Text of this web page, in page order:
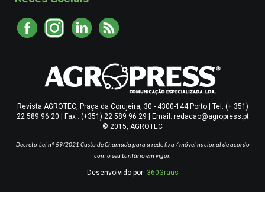
Revista AGROTEC, Praça da Corujeira, 30 - 4300-144 Porto | Tel: (+ 351)
22 589 96 20 | Fax : (+351) 22 589 96 29 | Email: redacao@agropress.pt
© 2015, AGROTEC
Decreto-Lei nº 59/2021 Custo de Chamada para a rede fixa / móvel nacional de acordo
com o seu tarifário em vigor.
Desenvolvido por: 360Graus